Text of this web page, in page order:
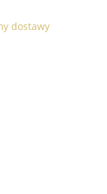
dostawy